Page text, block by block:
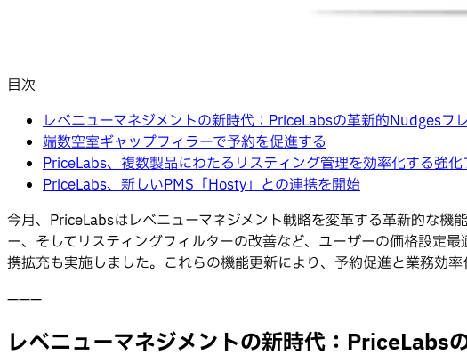
目次
レベニューマネジメントの新時代：PriceLabsの革新的Nudgesフ
端数空室ギャップフィラーで予約を促進する
PriceLabs、複数製品にわたるリスティング管理を効率化する強
PriceLabs、新しいPMS「Hosty」との連携を開始
今月、PriceLabsはレベニューマネジメント戦略を変革する革新的な
ー、そしてリスティングフィルターの改善など、ユーザーの価格設定
携拡充も実施しました。これらの機能更新により、予約促進と業務効率
———
レベニューマネジメントの新時代：PriceLabs